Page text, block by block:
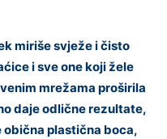
miriše svježe i čisto
i sve one koji žele
mrežama proširila
daje odlične rezultate,
obična plastična boca,